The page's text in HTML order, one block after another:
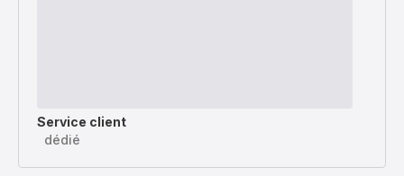
Service client
dédié